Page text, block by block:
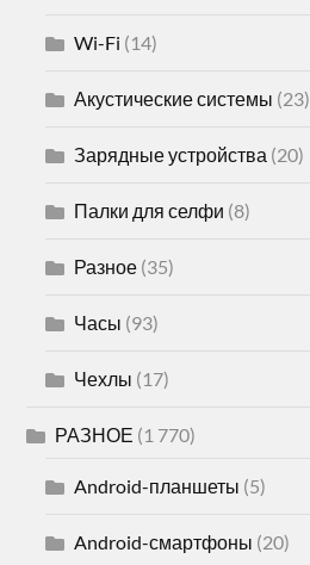
Wi-Fi (14)
Акустические системы (23)
Зарядные устройства (20)
Палки для селфи (8)
Разное (35)
Часы (93)
Чехлы (17)
РАЗНОЕ (1 770)
Android-планшеты (5)
Android-смартфоны (20)